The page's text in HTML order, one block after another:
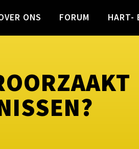
ONS FORUM HART-